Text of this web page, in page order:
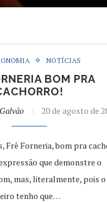
NOTÍCIAS
BOM PRA
20 de agosto de
Frê Forneria, bom pra
que demonstre o
mas, literalmente, pois o
tenho que…